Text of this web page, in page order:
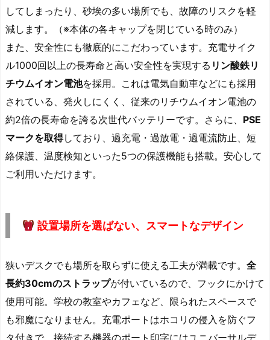
してしまったり、砂埃の多い場所でも、故障のリスクを軽
減します。（※本体の各キャップを閉じている時のみ）
また、安全性にも徹底的にこだわっています。充電サイク
ル1000回以上の長寿命と高い安全性を実現する リン酸鉄リ
チウムイオン電池を採用。これは電気自動車などにも採用
されている、発火しにくく、従来のリチウムイオン電池の
約2倍の長寿命を誇る次世代バッテリーです。さらに、 PSE
マークを取得しており、過充電・過放電・過電流防止、短
絡保護、温度検知といった5つの保護機能も搭載。安心して
ご利用いただけます。
設置場所を選ばない、スマートなデザイン
狭いデスクでも場所を取らずに使える工夫が満載です。 全
長約30cmのストラップが付いているので、フックにかけて
使用可能。学校の教室やカフェなど、限られたスペースで
も邪魔になりません。充電ポートはホコリの侵入を防ぐフ
タ付きで、接続する機器のポート印字にはユニバーサルデ